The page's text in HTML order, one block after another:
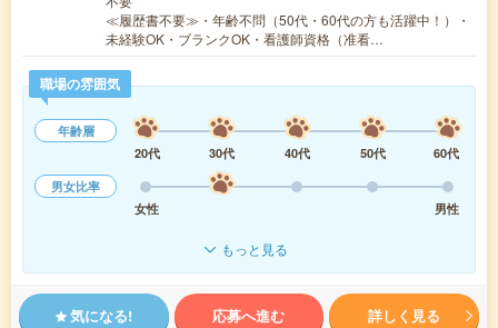
≪履歴書不要≫・年齢不問（50代・60代の方も活躍中！）・
未経験OK・ブランクOK・看護師資格（准看…
職場の雰囲気
年齢層
20代
30代 40代 50代
60代
男女比率
女性
男性
もっと見る
気になる! 応募へ進む 詳しく見る